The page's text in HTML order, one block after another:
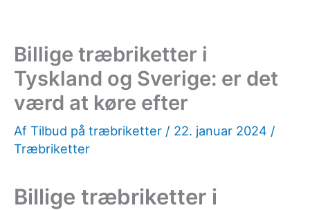
Billige træbriketter i
Tyskland og Sverige: er det
værd at køre efter
Af Tilbud på træbriketter / 22. januar 2024 /
Træbriketter
Billige træbriketter i